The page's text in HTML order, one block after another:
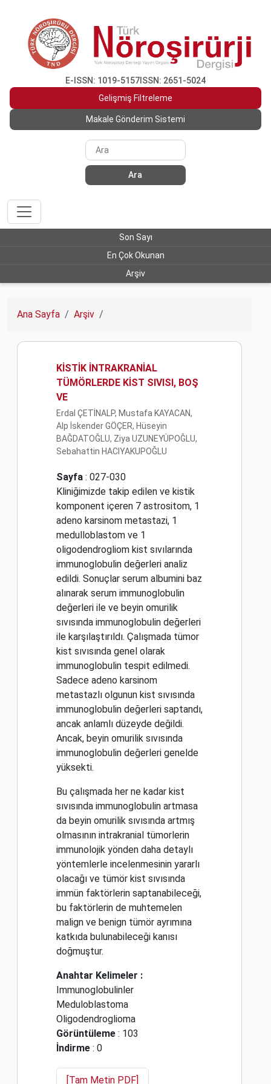
E-ISSN: 1019-5157 ISSN: 2651-5024
Gelişmiş Filtreleme
Makale Gönderim Sistemi
Ara
Son Sayı
En Çok Okunan
Arşiv
Ana Sayfa Arşiv
KİSTİK İNTRAKRANİAL
TÜMÖRLERDE KİST SIVISI, BOŞ
VE
Erdal ÇETİNALP, Mustafa KAYACAN,
Alp İskender GÖÇER, Hüseyin
BAĞDATOĞLU, Ziya UZUNEYÜPOĞLU,
Sebahattin HACIYAKUPOĞLU
Sayfa : 027-030
Kliniğimizde takip edilen ve kistik
komponent içeren 7 astrositom, 1
adeno karsinom metastazi, 1
medulloblastom ve 1
oligodendrogliom kist sıvılarında
immunoglobulin değerleri analiz
edildi. Sonuçlar serum albumini baz
alınarak serum immunoglobulin
değerleri ile ve beyin omurilik
sıvısında immunoglobulin değerleri
ile karşılaştırıldı. Çalışmada tümor
kist sıvısında genel olarak
immunoglobulin tespit edilmedi.
Sadece adeno karsinom
metastazlı olgunun kist sıvısında
immunoglobulin değerleri saptandı,
ancak anlamlı düzeyde değildi.
Ancak, beyin omurilik sıvısında
immunoglobulin değerleri genelde
yüksekti.
Bu çalışmada her ne kadar kist
sıvısında immunoglobulin artmasa
da beyin omurilik sıvısında artmış
olmasının intrakranial tümorlerin
immunolojik yönden daha detaylı
yöntemlerle incelenmesinin yararlı
olacağı ve tümör kist sıvısında
immün faktörlerin saptanabileceği,
bu faktörlerin de muhtemelen
malign ve benign tümör ayrımına
katkıda bulunabileceği kanısı
doğmuştur.
Anahtar Kelimeler :
Immunoglobulinler
Meduloblastoma
Oligodendroglioma
Görüntüleme : 103
İndirme : 0
[Tam Metin PDF]